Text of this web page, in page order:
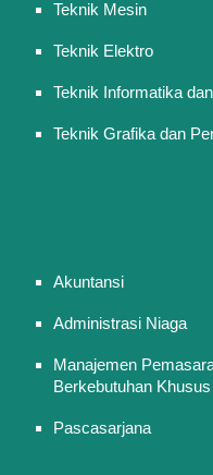
Teknik Mesin
Teknik Elektro
Teknik Informatika
Teknik Grafika dan
Akuntansi
Administrasi Niaga
Manajemen
Berkebutuhan Khusus
Pascasarjana